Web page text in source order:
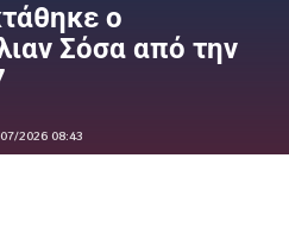
ο
Σόσα από την
2026 08:43